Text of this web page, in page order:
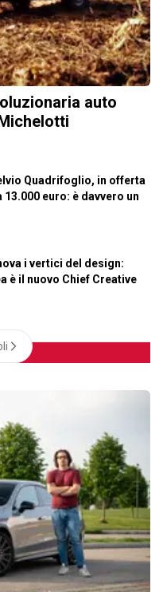
auto
Quadrifoglio, in offerta
euro: è davvero un
i vertici del design:
è il nuovo Chief Creative